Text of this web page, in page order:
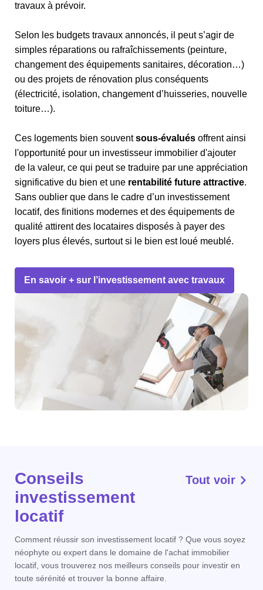
travaux à prévoir.
Selon les budgets travaux annoncés, il peut s’agir de
simples réparations ou rafraîchissements (peinture,
changement des équipements sanitaires, décoration…)
ou des projets de rénovation plus conséquents
(électricité, isolation, changement d’huisseries, nouvelle
toiture…).
Ces logements bien souventsous-évalués offrent ainsi
l'opportunité pour un investisseur immobilier d'ajouter
de la valeur, ce qui peut se traduire par une appréciation
significative du bien et une rentabilité future attractive.
Sans oublier que dans le cadre d’un investissement
locatif, des finitions modernes et des équipements de
qualité attirent des locataires disposés à payer des
loyers plus élevés, surtout si le bien est loué meublé.
En savoir + sur l’investissement avec travaux
Conseils
investissement
locatif
Tout voir
Comment réussir son investissement locatif ? Que vous soyez
néophyte ou expert dans le domaine de l'achat immobilier
locatif, vous trouverez nos meilleurs conseils pour investir en
toute sérénité et trouver la bonne affaire.